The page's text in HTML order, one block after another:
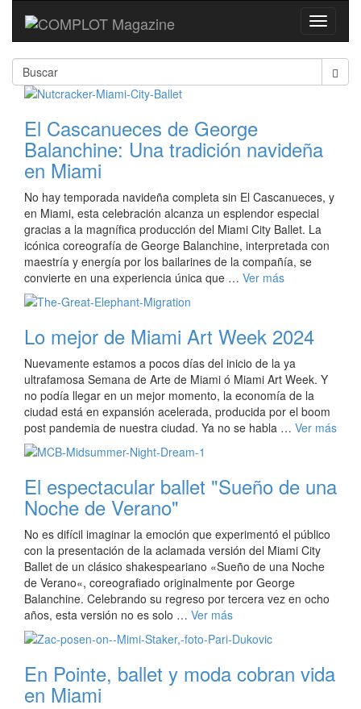
Toggle
El Cascanueces de George
Balanchine: Una tradición navideña
en Miami
No hay temporada navideña completa sin El Cascanueces, y
en Miami, esta celebración alcanza un esplendor especial
gracias a la magnífica producción del Miami City Ballet. La
icónica coreografía de George Balanchine, interpretada con
maestría y energía por los bailarines de la compañía, se
convierte en una experiencia única que … Ver más
Lo mejor de Miami Art Week 2024
Nuevamente estamos a pocos días del inicio de la ya
ultrafamosa Semana de Arte de Miami ó Miami Art Week. Y
no podía llegar en un mejor momento, la economía de la
ciudad está en expansión acelerada, producida por el boom
post pandemia de nuestra ciudad. Ya no se habla … Ver más
El espectacular ballet "Sueño de una
Noche de Verano"
No es difícil imaginar la emoción que experimentó el público
con la presentación de la aclamada versión del Miami City
Ballet de un clásico shakespeariano «Sueño de una Noche
de Verano«, coreografiado originalmente por George
Balanchine. Celebrando su regreso por tercera vez en ocho
años, esta versión no es solo … Ver más
En Pointe, ballet y moda cobran vida
en Miami